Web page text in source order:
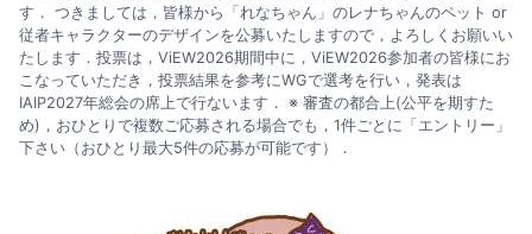
す． つきましては，皆様から「れなちゃん」のレナちゃんのペット or
従者キャラクターのデザインを公募いたしますので，よろしくお願いい
たします．投票は，ViEW2026期間中に，ViEW2026参加者の皆様にお
こなっていただき，投票結果を参考にWGで選考を行い，発表は
IAIP2027年総会の席上で行ないます． ※ 審査の都合上(公平を期すた
め)，おひとりで複数ご応募される場合でも，1件ごとに「エントリー」
下さい（おひとり最大5件の応募が可能です）．